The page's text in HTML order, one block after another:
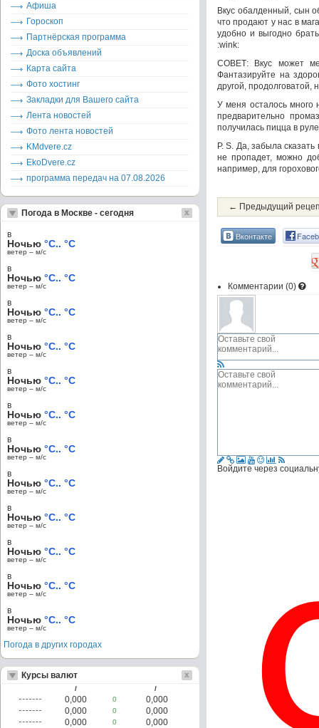
Вкус обалденный, сын
что продают у нас в
удобно и выгодно
:wink:
СОВЕТ: Вкус может
Фантазируйте на
другой, продолговатой,
У меня осталось много
предварительно
получилась пицца в
P. S. Да, забыла
не пропадет, можно
например, для
← Предыдущий
Вконтакте
Комментарии (0)
Войдите через
Афиша
Гороскоп
Партнёрская программа
Доска объявлений
Карта сайта
Фото хостинг
Закладки для Вашего сайта
Лента новостей
Фото лента новостей
KMdvere.cz
EkoDvere.cz
программа передач на 07.08.2026
Погода в Москве - сегодня
в
Ночью °C.. °C
ветер – м/c
в
Ночью °C.. °C
ветер – м/c
в
Ночью °C.. °C
ветер – м/c
в
Ночью °C.. °C
ветер – м/c
в
Ночью °C.. °C
ветер – м/c
в
Ночью °C.. °C
ветер – м/c
в
Ночью °C.. °C
ветер – м/c
в
Ночью °C.. °C
ветер – м/c
в
Ночью °C.. °C
ветер – м/c
в
Ночью °C.. °C
ветер – м/c
в
Ночью °C.. °C
ветер – м/c
в
Ночью °C.. °C
ветер – м/c
Погода в других городах
Курсы валют
/ /
0,000 0
0,000
0,000
0
0,000
0,000
0
0,000